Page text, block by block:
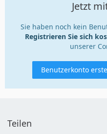
Jetzt
Sie haben noch kein
Registrieren Sie sich
unserer
Benutzerkonto
Teilen